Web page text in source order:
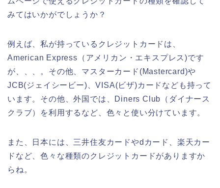
みてはいかがでしょうか？
例えば、私が持っているクレジットカードは、
American Express（アメリカン・エキスプレス)です
が、、、。その他、マスターカード(Mastercard)や
JCB(ジェイシービー)、VISA(ビザ)カードなども持って
います。その他、外国では、Diners Club（ダイナース
クラブ）を利用するなど、色々と使い分けています。
また、日本には、三井住友カードやdカード、楽天カー
ドなど、色々な種類のクレジットカードがありますか
らね。